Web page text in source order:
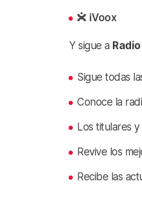
iVoox
Y sigue a
Sigue todas
Conoce la
Los titulares
Revive los
Recibe las